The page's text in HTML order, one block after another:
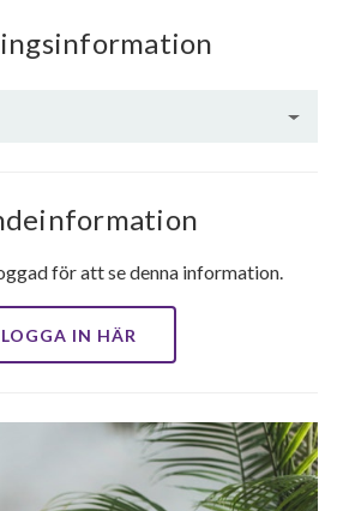
för att se denna information.
LOGGA IN HÄR